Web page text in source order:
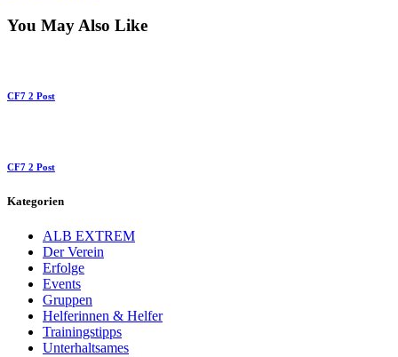
You May Also Like
CF7 2 Post
CF7 2 Post
Kategorien
ALB EXTREM
Der Verein
Erfolge
Events
Gruppen
Helferinnen & Helfer
Trainingstipps
Unterhaltsames